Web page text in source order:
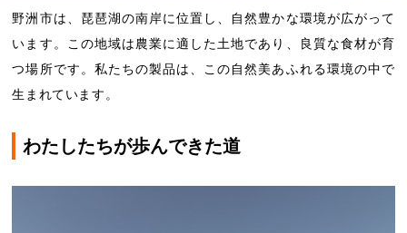
野洲市は、琵琶湖の南岸に位置し、自然豊かな環境が広がって
います。この地域は農業に適した土地であり、良質な食材が育
つ場所です。私たちの製品は、この自然美あふれる環境の中で
生まれています。
わたしたちが歩んできた道